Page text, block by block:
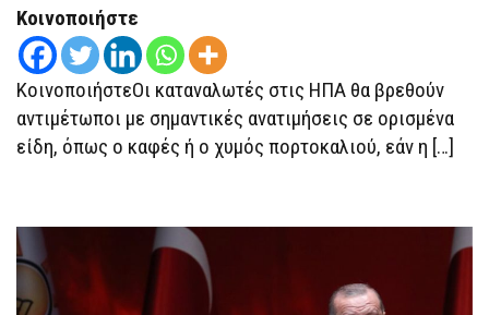
Κοινοποιήστε
ΚοινοποιήστεΟι καταναλωτές στις ΗΠΑ θα βρεθούν
αντιμέτωποι με σημαντικές ανατιμήσεις σε ορισμένα
είδη, όπως ο καφές ή ο χυμός πορτοκαλιού, εάν η […]